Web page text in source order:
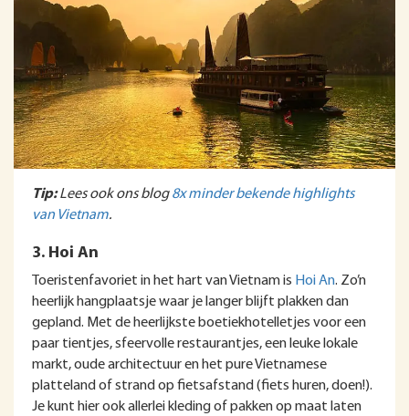
Tip:Lees ook ons blog8x minder bekende highlights
van Vietnam.
3. Hoi An
Toeristenfavoriet in het hart van Vietnam is Hoi An. Zo’n
heerlijk hangplaatsje waar je langer blijft plakken dan
gepland. Met de heerlijkste boetiekhotelletjes voor een
paar tientjes, sfeervolle restaurantjes, een leuke lokale
markt, oude architectuur en het pure Vietnamese
platteland of strand op fietsafstand (fiets huren, doen!).
Je kunt hier ook allerlei kleding of pakken op maat laten